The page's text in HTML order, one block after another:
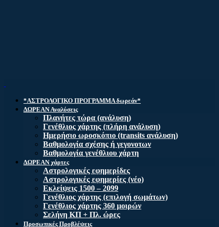
*ΑΣΤΡΟΛΟΓΙΚΟ ΠΡΟΓΡΑΜΜΑ δωρεάν*
ΔΩΡΕΑΝ Αναλύσεις
Πλανήτες τώρα (ανάλυση)
Γενέθλιος χάρτης (πλήρη ανάλυση)
Ημερήσιο ωροσκόπιο (transits ανάλυση)
Βαθμολογία σχέσης ή γεγονοτων
Βαθμολογία γενέθλιου χάρτη
ΔΩΡΕΑΝ χάρτες
Αστρολογικές εφημερίδες
Αστρολογικές εφημερίες (νέο)
Εκλείψεις 1500 – 2099
Γενέθλιος χάρτης (επιλογή σωμάτων)
Γενέθλιος χάρτης 360 μοιρών
Σελήνη ΚΠ + Πλ. ώρες
Προσωπικές Προβλέψεις